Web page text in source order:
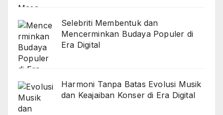
Selebriti Membentuk dan
Mencerminkan Budaya Populer di
Era Digital
Harmoni Tanpa Batas Evolusi Musik
dan Keajaiban Konser di Era Digital